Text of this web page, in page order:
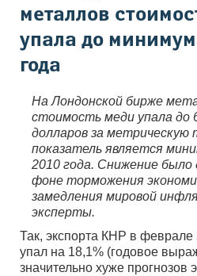
металлов
упала до
года
На Лондонской бирже
стоимость меди упала до
долларов за метрическую
показатель является
2010 года. Снижение было
фоне торможения
замедления мировой
эксперты.
Так, экспорта КНР в
упал на 18,1% (годовое
значительно хуже прогнозов